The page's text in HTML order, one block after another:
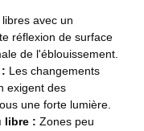
avec un
réflexion de surface
de l'éblouissement.
Les changements
exigent des
une forte lumière.
libre : Zones peu